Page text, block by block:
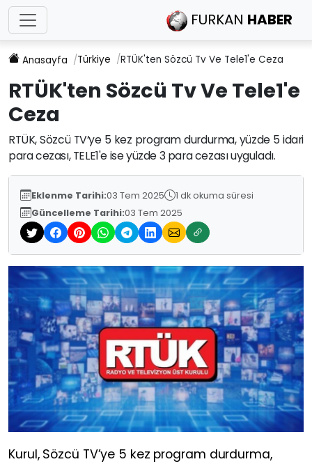
FURKAN HABER
Anasayfa Türkiye RTÜK'ten Sözcü Tv Ve Tele1'e Ceza
RTÜK'ten Sözcü Tv Ve Tele1'e
Ceza
RTÜK, Sözcü TV’ye 5 kez program durdurma, yüzde 5 idari
para cezası, TELE1'e ise yüzde 3 para cezası uyguladı.
Eklenme Tarihi:03 Tem 2025
1 dk okuma süresi
Güncelleme Tarihi:03 Tem 2025
Kurul, Sözcü TV’ye 5 kez program durdurma,